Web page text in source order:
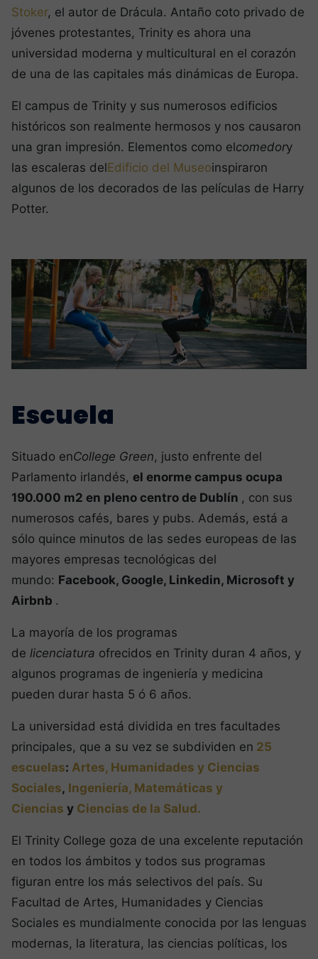
Stoker, el autor de Drácula. Antaño coto privado de
jóvenes protestantes, Trinity es ahora una
universidad moderna y multicultural en el corazón
de una de las capitales más dinámicas de Europa.
El campus de Trinity y sus numerosos edificios
históricos son realmente hermosos y nos causaron
una gran impresión. Elementos como elcomedory
las escaleras delEdificio del Museoinspiraron
algunos de los decorados de las películas de Harry
Potter.
Escuela
Situado enCollege Green, justo enfrente del
Parlamento irlandés, el enorme campus ocupa
190.000 m2 en pleno centro de Dublín , con sus
numerosos cafés, bares y pubs. Además, está a
sólo quince minutos de las sedes europeas de las
mayores empresas tecnológicas del
mundo: Facebook, Google, Linkedin, Microsoft y
Airbnb .
La mayoría de los programas
de licenciatura ofrecidos en Trinity duran 4 años, y
algunos programas de ingeniería y medicina
pueden durar hasta 5 ó 6 años.
La universidad está dividida en tres facultades
principales, que a su vez se subdividen en 25
escuelas: Artes, Humanidades y Ciencias
Sociales, Ingeniería, Matemáticas y
Ciencias y Ciencias de la Salud.
El Trinity College goza de una excelente reputación
en todos los ámbitos y todos sus programas
figuran entre los más selectivos del país. Su
Facultad de Artes, Humanidades y Ciencias
Sociales es mundialmente conocida por las lenguas
modernas, la literatura, las ciencias políticas, los